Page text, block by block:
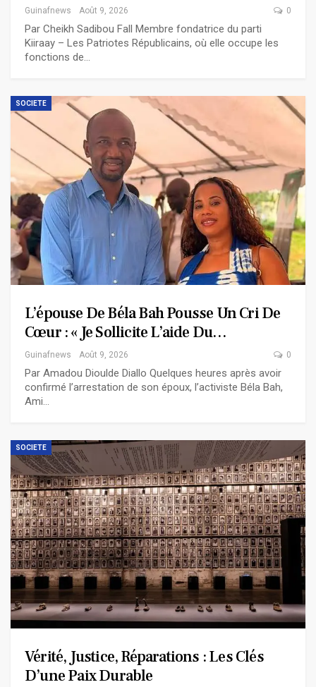
Guinafnews Août 9, 2026 0
Par Cheikh Sadibou Fall Membre fondatrice du parti
Kiiraay – Les Patriotes Républicains, où elle occupe les
fonctions de…
SOCIETE
L’épouse De Béla Bah Pousse Un Cri De
Cœur : « Je Sollicite L’aide Du…
Guinafnews Août 9, 2026 0
Par Amadou Dioulde Diallo Quelques heures après avoir
confirmé l’arrestation de son époux, l’activiste Béla Bah,
Ami…
SOCIETE
Vérité, Justice, Réparations : Les Clés
D’une Paix Durable